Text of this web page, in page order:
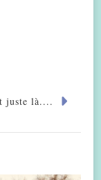
juste là....